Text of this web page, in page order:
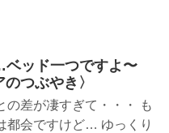
ッド一つですよ〜
のつぶやき〉
の差が凄すぎて・・・ も
都会ですけど… ゆっくり